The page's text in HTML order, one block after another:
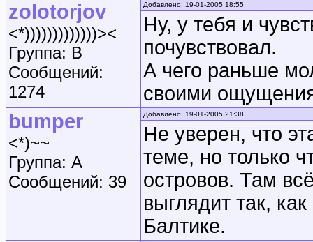
zolotorjov
<*)))))))))))))><
Группа: B
Сообщений:
1274
Добавлено: 19-01-2005 18:55
Ну, у тебя и
почувствовал.
А чего раньше
своими
bumper
<*)~~
Группа: A
Сообщений: 39
Добавлено: 19-01-2005 21:38
Не уверен, что
теме, но только
островов. Там
выглядит так,
Балтике.